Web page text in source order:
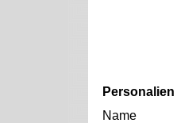
Personalien
Name